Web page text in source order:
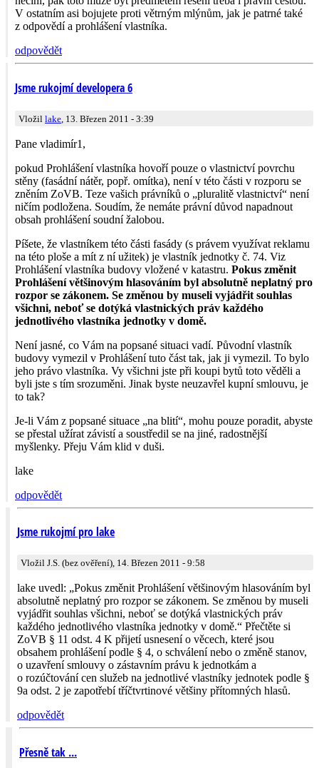
V ostatním asi bojujete proti větrným mlýnům, jak je patrné také
z odpovědí a prohlášení vlastníka.
odpovědět
Jsme rukojmí developera 6
Vložil lake , 13. Březen 2011 - 3:39
Pane vladimír1,
pokud Prohlášení vlastníka hovoří pouze o vlastnictví povrchu
stěny (fasádní nátěr, popř. omítka), není v této části v rozporu se
zněním ZoVB. Teze vašich právníků o „pluralitě vlastnictví“ není
ničím podložena. Soudím, že nemáte právní důvod napadnout
obsah prohlášení soudní žalobou.
Píšete, že vlastníkem této části fasády (s právem využívat reklamu
na této ploše a mít z ní užitek) je vlastník jednotky č. 74. Viz
Prohlášení vlastníka budovy vložené v katastru. Pokus změnit
Prohlášení většinovým hlasováním byl absolutně neplatný pro
rozpor se zákonem. Se změnou by museli vyjádřit souhlas
všichni, neboť se dotýká vlastnických práv každého
jednotlivého vlastníka jednotky v domě.
Není jasné, co Vám na popsané situaci vadí. Původní vlastník
budovy vymezil v Prohlášení tuto část tak, jak ji vymezil. To bylo
jeho právo vlastníka. Vy všichni jste při koupi bytů toto věděli a
byli jste s tím srozuměni. Jinak byste neuzavřel kupní smlouvu, je
to tak?
Je-li Vám z popsané situace „na blití“, mohu pouze poradit, abyste
se přestal užírat závistí a soustředil se na jiné, radostnější
myšlenky. Přeju Vám klid v duši.
lake
odpovědět
Jsme rukojmí pro lake
Vložil J.S. (bez ověření), 14. Březen 2011 - 9:58
lake uvedl: „Pokus změnit Prohlášení většinovým hlasováním byl
absolutně neplatný pro rozpor se zákonem. Se změnou by museli
vyjádřit souhlas všichni, neboť se dotýká vlastnických práv
každého jednotlivého vlastníka jednotky v domě.“ Přečtěte si
ZoVB § 11 odst. 4 K přijetí usnesení o věcech, které jsou
obsahem prohlášení podle § 4, o schválení nebo o změně stanov,
o uzavření smlouvy o zástavním právu k jednotkám a
o rozúčtování cen služeb na jednotlivé vlastníky jednotek podle §
9a odst. 2 je zapotřebí tříčtvrtinové většiny přítomných hlasů.
odpovědět
Přesně tak ...